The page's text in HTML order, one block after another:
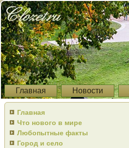
Главная Новости
Главная
Что нового в мире
Любопытные факты
Город и село